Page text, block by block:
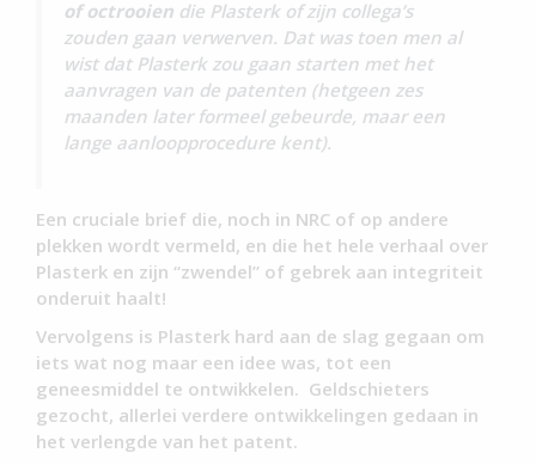
of octrooien die Plasterk of zijn collega’s
zouden gaan verwerven. Dat was toen men al
wist dat Plasterk zou gaan starten met het
aanvragen van de patenten (hetgeen zes
maanden later formeel gebeurde, maar een
lange aanloopprocedure kent).
Een cruciale brief die, noch in NRC of op andere
plekken wordt vermeld, en die het hele verhaal over
Plasterk en zijn “zwendel” of gebrek aan integriteit
onderuit haalt!
Vervolgens is Plasterk hard aan de slag gegaan om
iets wat nog maar een idee was, tot een
geneesmiddel te ontwikkelen. Geldschieters
gezocht, allerlei verdere ontwikkelingen gedaan in
het verlengde van het patent.